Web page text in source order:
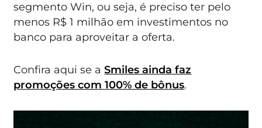
segmento Win, ou seja, é preciso ter pelo
menos R$ 1 milhão em investimentos no
banco para aproveitar a oferta.
Confira aqui se aSmiles ainda faz
promoções com 100% de bônus.